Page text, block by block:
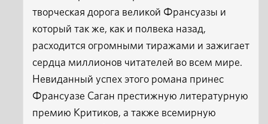
творческая дорога великой Франсуазы и
который так же, как и полвека назад,
расходится огромными тиражами и зажигает
сердца миллионов читателей во всем мире.
Невиданный успех этого романа принес
Франсуазе Саган престижную литературную
премию Критиков, а также всемирную